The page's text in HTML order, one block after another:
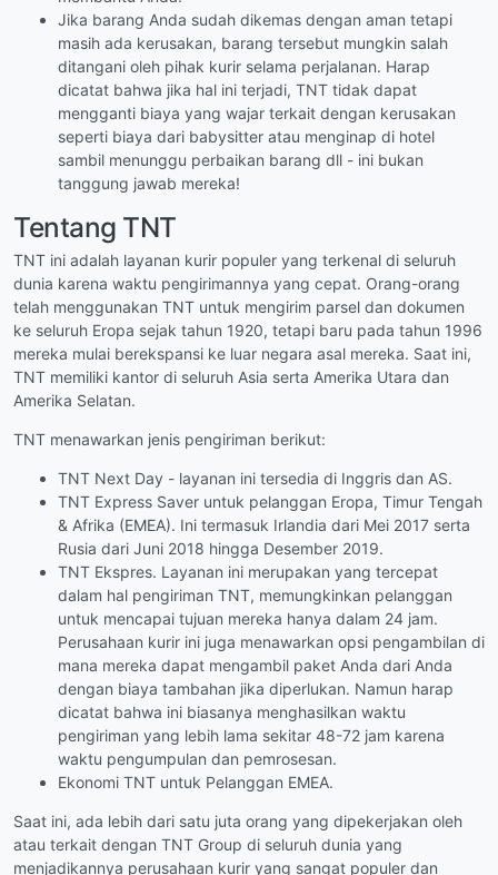
Jika barang Anda sudah dikemas dengan aman tetapi
masih ada kerusakan, barang tersebut mungkin salah
ditangani oleh pihak kurir selama perjalanan. Harap
dicatat bahwa jika hal ini terjadi, TNT tidak dapat
mengganti biaya yang wajar terkait dengan kerusakan
seperti biaya dari babysitter atau menginap di hotel
sambil menunggu perbaikan barang dll - ini bukan
tanggung jawab mereka!
Tentang TNT
TNT ini adalah layanan kurir populer yang terkenal di seluruh
dunia karena waktu pengirimannya yang cepat. Orang-orang
telah menggunakan TNT untuk mengirim parsel dan dokumen
ke seluruh Eropa sejak tahun 1920, tetapi baru pada tahun 1996
mereka mulai berekspansi ke luar negara asal mereka. Saat ini,
TNT memiliki kantor di seluruh Asia serta Amerika Utara dan
Amerika Selatan.
TNT menawarkan jenis pengiriman berikut:
TNT Next Day - layanan ini tersedia di Inggris dan AS.
TNT Express Saver untuk pelanggan Eropa, Timur Tengah
& Afrika (EMEA). Ini termasuk Irlandia dari Mei 2017 serta
Rusia dari Juni 2018 hingga Desember 2019.
TNT Ekspres. Layanan ini merupakan yang tercepat
dalam hal pengiriman TNT, memungkinkan pelanggan
untuk mencapai tujuan mereka hanya dalam 24 jam.
Perusahaan kurir ini juga menawarkan opsi pengambilan di
mana mereka dapat mengambil paket Anda dari Anda
dengan biaya tambahan jika diperlukan. Namun harap
dicatat bahwa ini biasanya menghasilkan waktu
pengiriman yang lebih lama sekitar 48-72 jam karena
waktu pengumpulan dan pemrosesan.
Ekonomi TNT untuk Pelanggan EMEA.
Saat ini, ada lebih dari satu juta orang yang dipekerjakan oleh
atau terkait dengan TNT Group di seluruh dunia yang
menjadikannya perusahaan kurir yang sangat populer dan